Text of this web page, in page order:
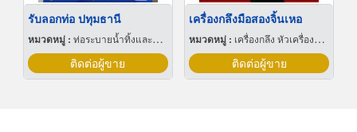
รับลอกท่อ ปทุมธานี
หมวดหมู่ : ท่อระบายน้ำทิ้งและสิ่งปฏิกูล-ฝาครอบ
ติดต่อผู้ขาย
เครื่องกลึงมือสองจิ้นเหอ
หมวดหมู่ : เครื่องกลึง หัวเครื่องและอุปกรณ์
ติดต่อผู้ขาย